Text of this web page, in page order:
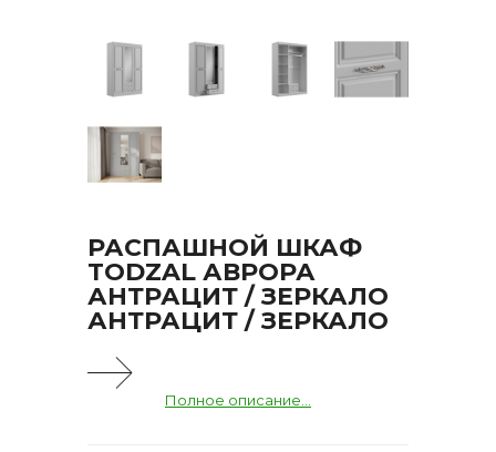
РАСПАШНОЙ ШКАФ
TODZAL АВРОРА
АНТРАЦИТ / ЗЕРКАЛО
АНТРАЦИТ / ЗЕРКАЛО
Полное описание...